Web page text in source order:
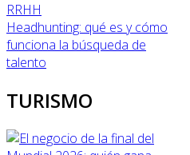
RRHH
Headhunting: qué es y cómo
funciona la búsqueda de
talento
TURISMO